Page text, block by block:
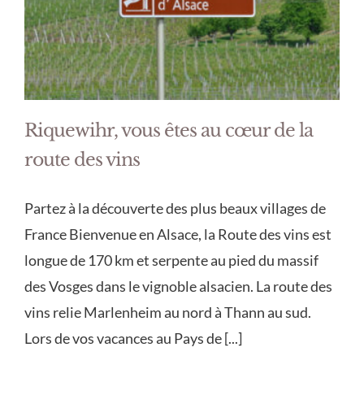
Riquewihr, vous êtes au cœur de la
route des vins
Partez à la découverte des plus beaux villages de
France Bienvenue en Alsace, la Route des vins est
longue de 170 km et serpente au pied du massif
des Vosges dans le vignoble alsacien. La route des
vins relie Marlenheim au nord à Thann au sud.
Lors de vos vacances au Pays de [...]